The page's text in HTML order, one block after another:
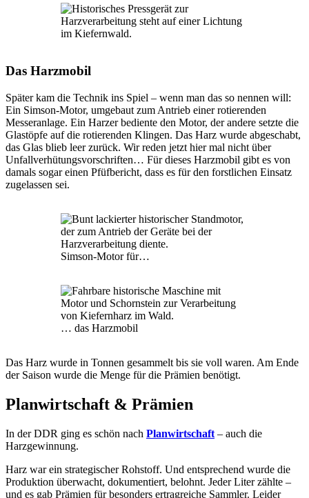
Das Harzmobil
Später kam die Technik ins Spiel – wenn man das so nennen will:
Ein Simson-Motor, umgebaut zum Antrieb einer rotierenden
Messeranlage. Ein Harzer bediente den Motor, der andere setzte die
Glastöpfe auf die rotierenden Klingen. Das Harz wurde abgeschabt,
das Glas blieb leer zurück. Wir reden jetzt hier mal nicht über
Unfallverhütungsvorschriften… Für dieses Harzmobil gibt es von
damals sogar einen Pfüfbericht, dass es für den forstlichen Einsatz
zugelassen sei.
Simson-Motor für…
… das Harzmobil
Das Harz wurde in Tonnen gesammelt bis sie voll waren. Am Ende
der Saison wurde die Menge für die Prämien benötigt.
Planwirtschaft & Prämien
In der DDR ging es schön nach Planwirtschaft – auch die
Harzgewinnung.
Harz war ein strategischer Rohstoff. Und entsprechend wurde die
Produktion überwacht, dokumentiert, belohnt. Jeder Liter zählte –
und es gab Prämien für besonders ertragreiche Sammler. Leider